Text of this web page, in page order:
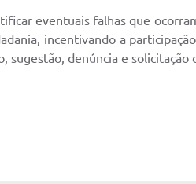
eventuais falhas que
incentivando a
sugestão, denúncia e solicitação